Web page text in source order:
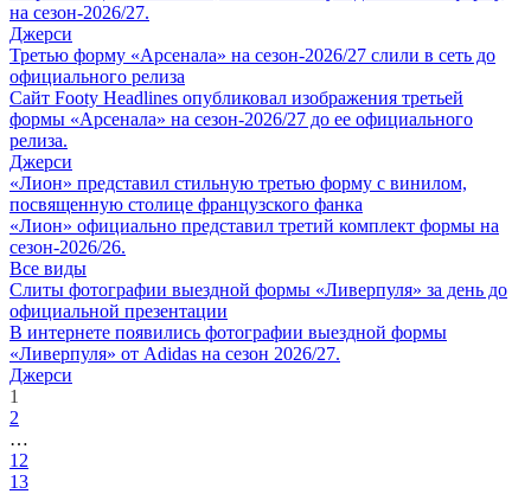
на сезон-2026/27.
Джерси
Третью форму «Арсенала» на сезон-2026/27 слили в сеть до
официального релиза
Сайт Footy Headlines опубликовал изображения третьей
формы «Арсенала» на сезон-2026/27 до ее официального
релиза.
Джерси
«Лион» представил стильную третью форму с винилом,
посвященную столице французского фанка
«Лион» официально представил третий комплект формы на
сезон-2026/26.
Все виды
Слиты фотографии выездной формы «Ливерпуля» за день до
официальной презентации
В интернете появились фотографии выездной формы
«Ливерпуля» от Adidas на сезон 2026/27.
Джерси
1
2
…
12
13